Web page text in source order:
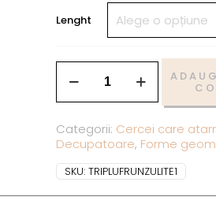
Lenght
Categorii: Cercei care
Decupatoare, Forme
SKU:TRIPLUFRUNZULITE1